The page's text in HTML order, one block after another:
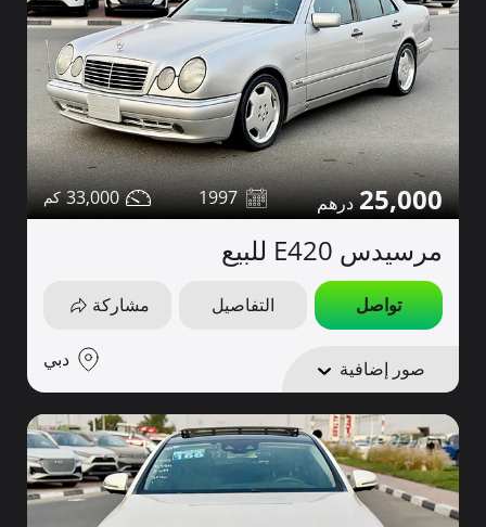
25,000
1997
33,000
مرسيدس E420 للبيع
تواصل التفاصيل مشاركة
صور إضافية دبي